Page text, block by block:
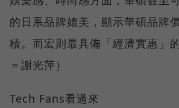
的日系品牌媲美，顯示華碩品牌
積。而宏則最具備「經濟實惠」
＝謝光萍）
Tech Fans看過來